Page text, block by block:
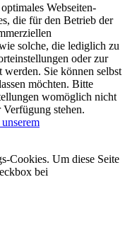
Webseiten-
die für den Betrieb der
solche, die lediglich zu
oder zur
werden. Sie können selbst
möchten. Bitte
womöglich nicht
stehen.
Cookies. Um diese Seite
bei